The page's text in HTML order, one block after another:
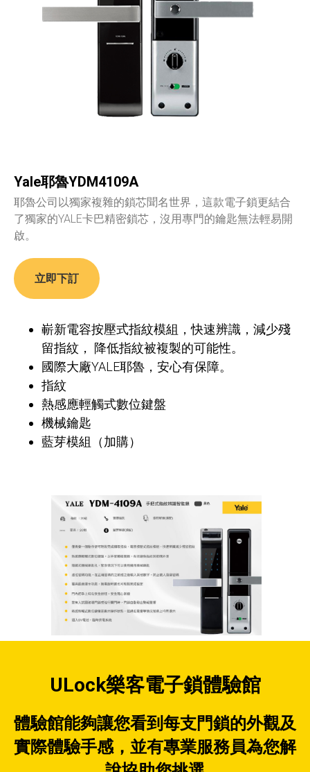
Yale耶魯YDM4109A
耶魯公司以獨家複雜的鎖芯聞名世界，這款電子鎖更結合
了獨家的YALE卡巴精密鎖芯，沒用專門的鑰匙無法輕易開
啟。
立即下訂
嶄新電容按壓式指紋模組，快速辨識，減少殘
留指紋， 降低指紋被複製的可能性。
國際大廠YALE耶魯，安心有保障。
指紋
熱感應輕觸式數位鍵盤
機械鑰匙
藍芽模組（加購）
ULock樂客電子鎖體驗館
體驗館能夠讓您看到每支門鎖的外觀及
實際體驗手感，並有專業服務員為您解